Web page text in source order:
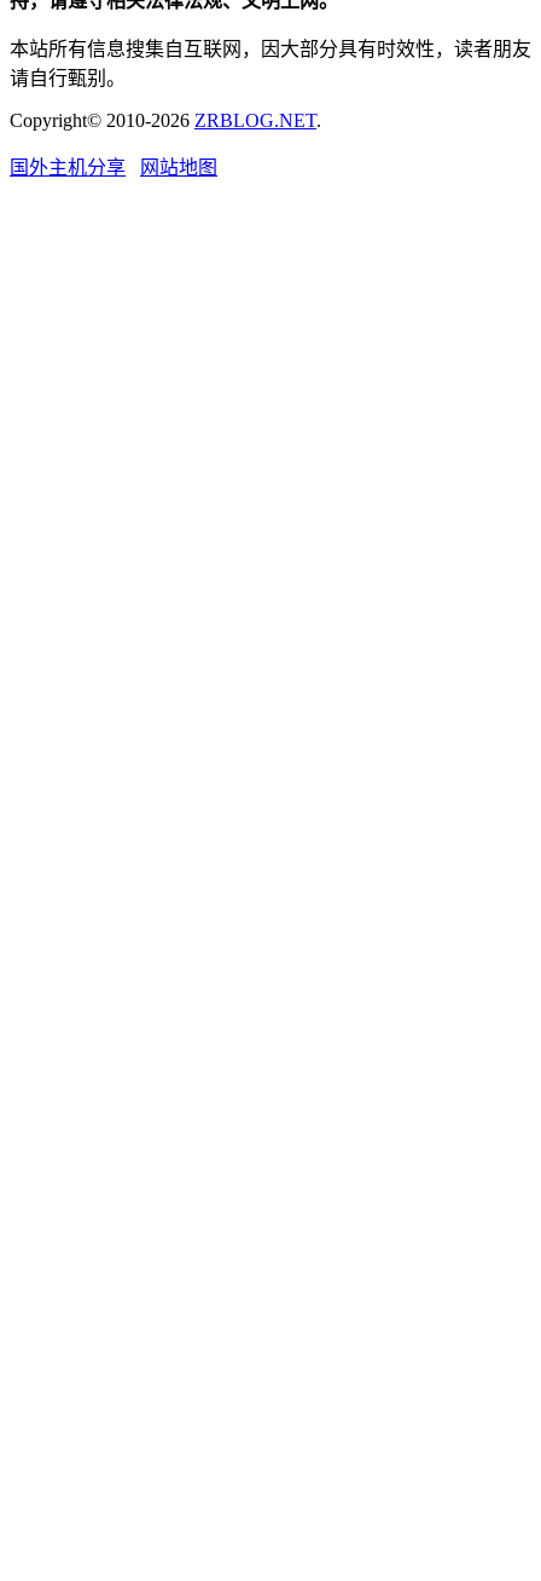
本站所有信息搜集自互联网，因大部分具有时效性，读者朋友
请自行甄别。
Copyright© 2010-2026 ZRBLOG.NET.
国外主机分享 网站地图